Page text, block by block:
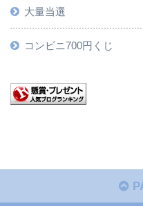
大量当選
コンビニ700円くじ